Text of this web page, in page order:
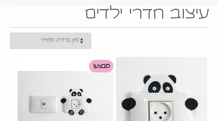
עיצוב חדרי ילדים
מבצע!